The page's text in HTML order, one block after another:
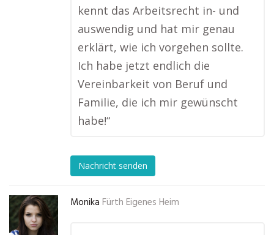
kennt das Arbeitsrecht in- und
auswendig und hat mir genau
erklärt, wie ich vorgehen sollte.
Ich habe jetzt endlich die
Vereinbarkeit von Beruf und
Familie, die ich mir gewünscht
habe!“
Nachricht senden
Monika Fürth Eigenes Heim